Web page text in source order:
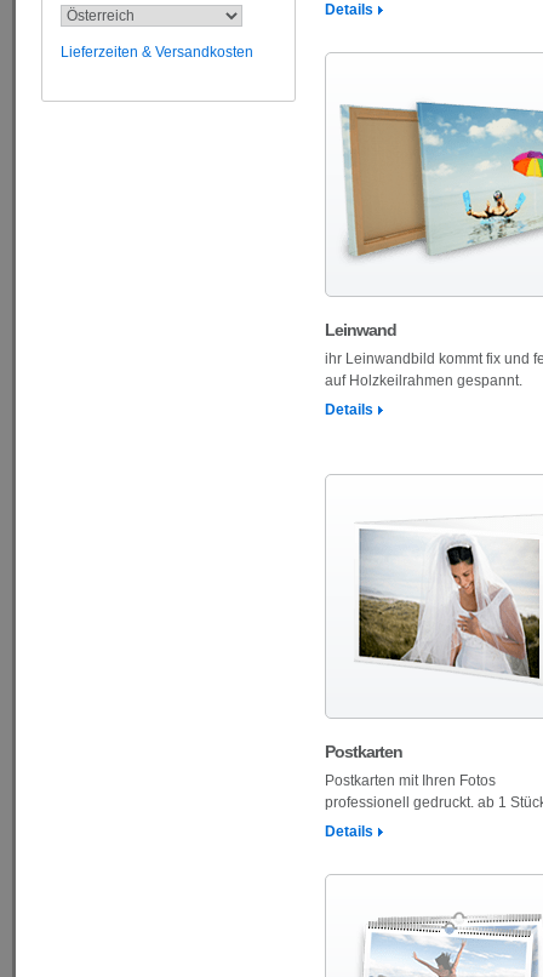
Lieferzeiten & Versandkosten
Details
Leinwand
ihr Leinwandbild kommt fix und
auf Holzkeilrahmen gespannt.
Details
Postkarten
Postkarten mit Ihren Fotos
professionell gedruckt. ab 1
Details